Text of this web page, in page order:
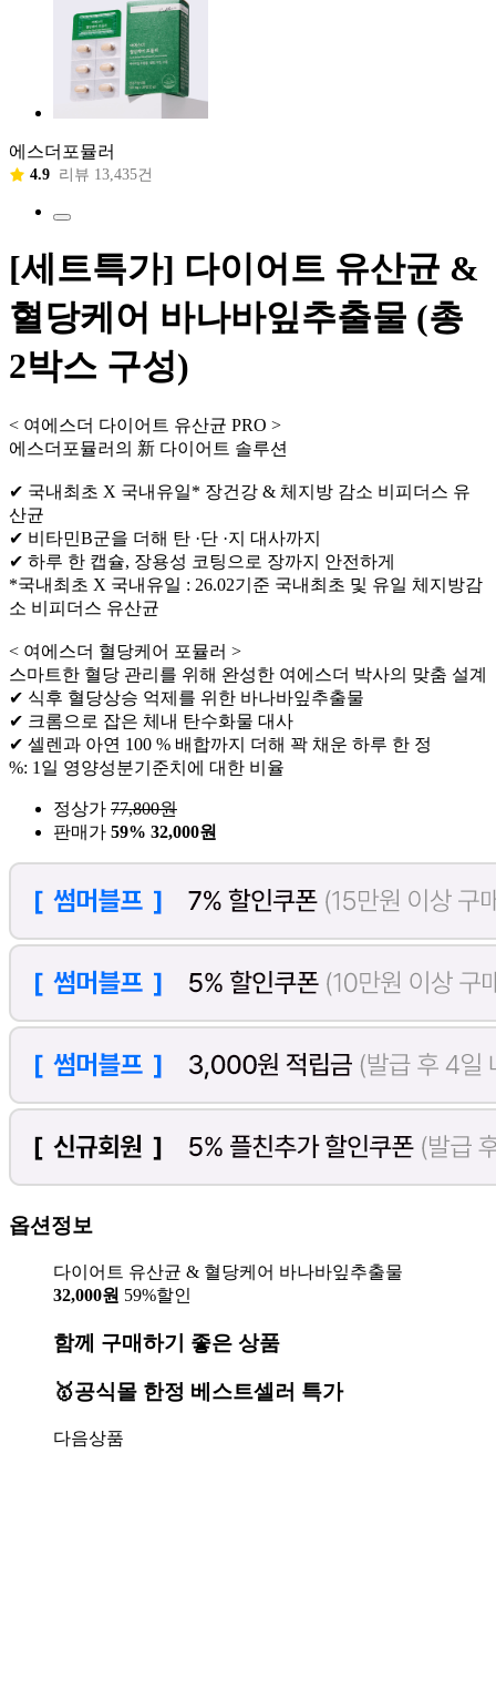
에스더포뮬러
4.9 리뷰 13,435건
[세트특가] 다이어트 유산균 &
혈당케어 바나바잎추출물 (총
2박스 구성)
< 여에스더 다이어트 유산균 PRO >
에스더포뮬러의 新 다이어트 솔루션
✔ 국내최초 X 국내유일* 장건강 & 체지방 감소 비피더스 유
산균
✔ 비타민B군을 더해 탄 ·단 ·지 대사까지
✔ 하루 한 캡슐, 장용성 코팅으로 장까지 안전하게
*국내최초 X 국내유일 : 26.02기준 국내최초 및 유일 체지방감
소 비피더스 유산균
< 여에스더 혈당케어 포뮬러 >
스마트한 혈당 관리를 위해 완성한 여에스더 박사의 맞춤 설계
✔ 식후 혈당상승 억제를 위한 바나바잎추출물
✔ 크롬으로 잡은 체내 탄수화물 대사
✔ 셀렌과 아연 100 % 배합까지 더해 꽉 채운 하루 한 정
%: 1일 영양성분기준치에 대한 비율
정상가 77,800원
판매가 59% 32,000원
옵션정보
다이어트 유산균 & 혈당케어 바나바잎추출물
32,000원 59%할인
함께 구매하기 좋은 상품
🥇공식몰 한정 베스트셀러 특가
다음상품